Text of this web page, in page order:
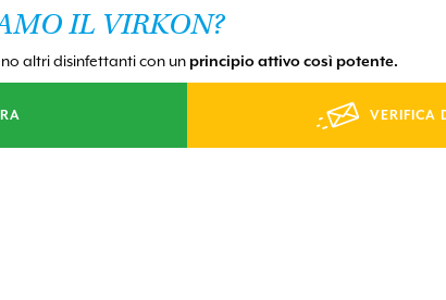
IL VIRKON?
altri disinfettanti con un principio attivo così potente.
VERIFICA